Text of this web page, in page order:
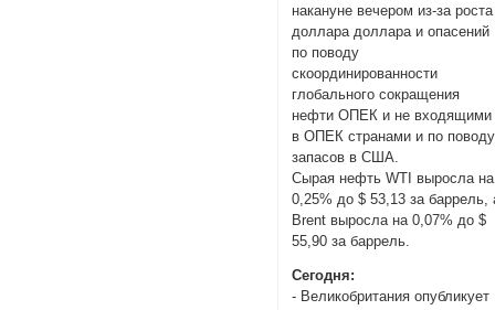
накануне вечером из-за роста
доллара доллара и опасений
по поводу
скоординированности
глобального сокращения
нефти ОПЕК и не входящими
в ОПЕК странами и по поводу
запасов в США.
Сырая нефть WTI выросла на
0,25% до $ 53,13 за баррель,
Brent выросла на 0,07% до $
55,90 за баррель.
Сегодня:
- Великобритания опубликует